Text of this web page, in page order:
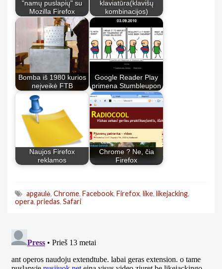
"namų puslapių" su
Mozilla Firefox
klaviatūra(klavišų
kombinacijos)
Bomba iš 1980 kurios
neįveikė FTB
Google Reader Play
primena Stumbleupon
Naujos Firefox
reklamos
Chrome ? Ne, čia
Firefox
apgaulė, Chrome, Facebook, Firefox, like, likejacking,
opera, priedas, Safari